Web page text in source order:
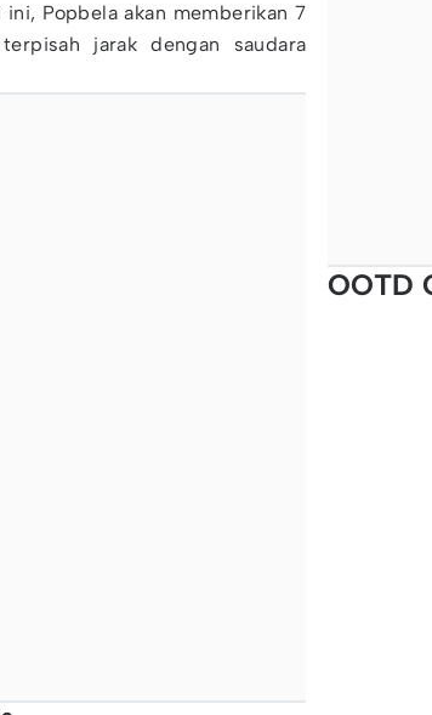
Popbela akan memberikan 7
jarak dengan saudara
OOTD